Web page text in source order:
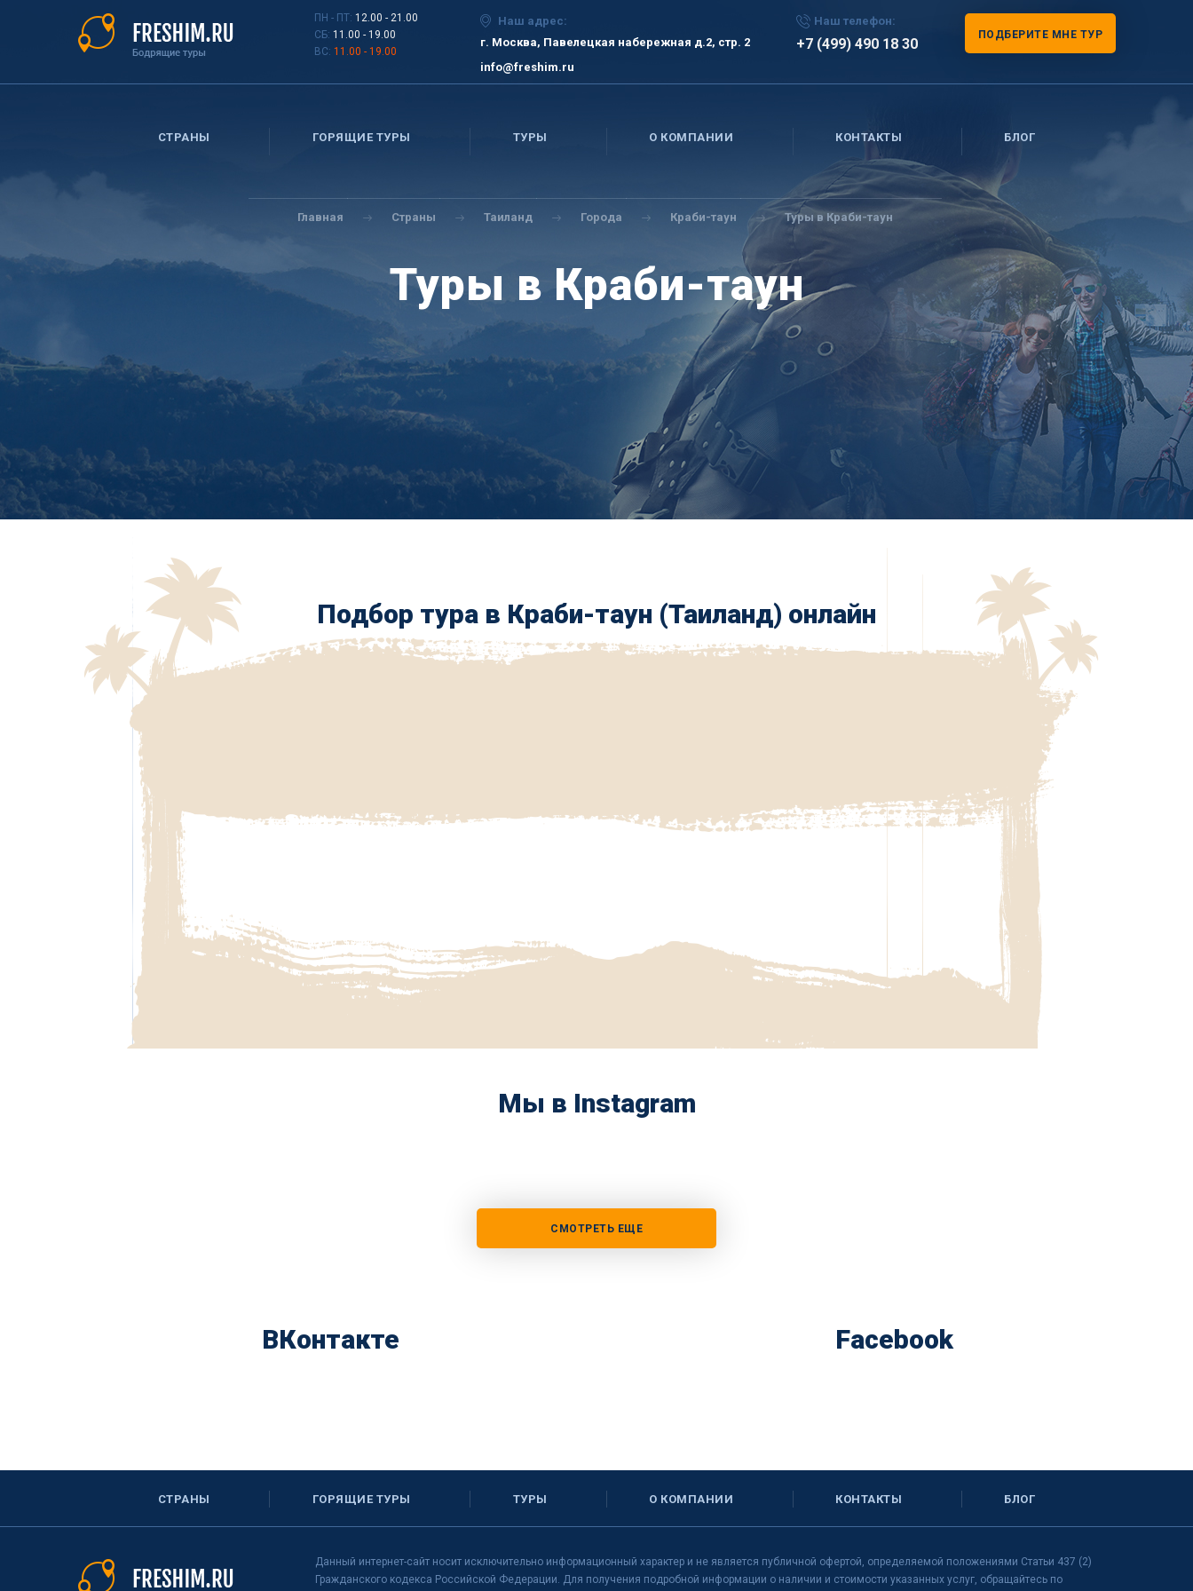
ПН - ПТ: 12.00 - 21.00
СБ: 11.00 - 19.00
ВС: 11.00 - 19.00
Наш адрес:
г. Москва, Павелецкая набережная д.2, стр. 2
info@freshim.ru
Наш телефон:
+7 (499) 490 18 30
ПОДБЕРИТЕ МНЕ ТУР
СТРАНЫ ГОРЯЩИЕ ТУРЫ ТУРЫ О КОМПАНИИ КОНТАКТЫ БЛОГ
Вы
здесь
Главная Страны Таиланд Города Краби-таун Туры в Краби-таун
Туры в Краби-таун
Подбор тура в Краби-таун (Таиланд) онлайн
Мы в Instagram
СМОТРЕТЬ ЕЩЕ
ВКонтакте Facebook
СТРАНЫ ГОРЯЩИЕ ТУРЫ ТУРЫ О КОМПАНИИ КОНТАКТЫ БЛОГ
Данный интернет-сайт носит исключительно информационный характер и не является публичной офертой, определяемой положениями Статьи 437 (2)
Гражданского кодекса Российской Федерации. Для получения подробной информации о наличии и стоимости указанных услуг, обращайтесь по